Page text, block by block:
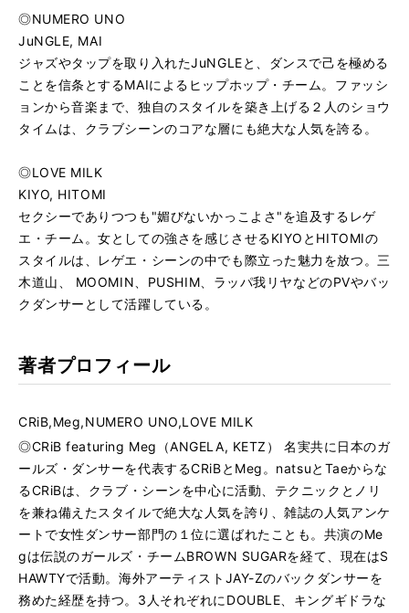
◎NUMERO UNO
JuNGLE, MAI
ジャズやタップを取り入れたJuNGLEと、ダンスで己を極める
ことを信条とするMAIによるヒップホップ・チーム。ファッシ
ョンから音楽まで、独自のスタイルを築き上げる２人のショウ
タイムは、クラブシーンのコアな層にも絶大な人気を誇る。
◎LOVE MILK
KIYO, HITOMI
セクシーでありつつも"媚びないかっこよさ"を追及するレゲ
エ・チーム。女としての強さを感じさせるKIYOとHITOMIの
スタイルは、レゲエ・シーンの中でも際立った魅力を放つ。三
木道山、 MOOMIN、PUSHIM、ラッパ我リヤなどのPVやバッ
クダンサーとして活躍している。
著者プロフィール
CRiB,Meg,NUMERO UNO,LOVE MILK
◎CRiB featuring Meg（ANGELA, KETZ） 名実共に日本のガ
ールズ・ダンサーを代表するCRiBとMeg。natsuとTaeからな
るCRiBは、クラブ・シーンを中心に活動、テクニックとノリ
を兼ね備えたスタイルで絶大な人気を誇り、雑誌の人気アンケ
ートで女性ダンサー部門の１位に選ばれたことも。共演のMe
gは伝説のガールズ・チームBROWN SUGARを経て、現在はS
HAWTYで活動。海外アーティストJAY-Zのバックダンサーを
務めた経歴を持つ。3人それぞれにDOUBLE、キングギドラな